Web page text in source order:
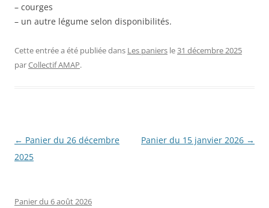
– courges
– un autre légume selon disponibilités.
Cette entrée a été publiée dans Les paniers le31 décembre 2025
parCollectif AMAP.
Navigation
des
← Panier du 26 décembre
2025
Panier du 15 janvier 2026 →
Panier du 6 août 2026